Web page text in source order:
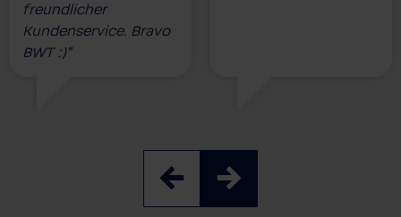
freundlicher
Kundenservice. Bravo
BWT :)”